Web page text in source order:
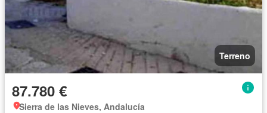
Terreno
87.780 €
Sierra de las Nieves, Andalucía